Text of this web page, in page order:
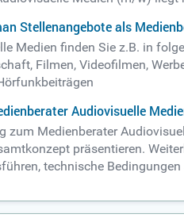
Stellenangebote als
Medien finden Sie z.B. in
Filmen, Videofilmen,
Audiovisuelle
zum Medienberater
präsentieren.
technische